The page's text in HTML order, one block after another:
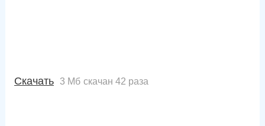
Скачать 3 Мб скачан 42 раза